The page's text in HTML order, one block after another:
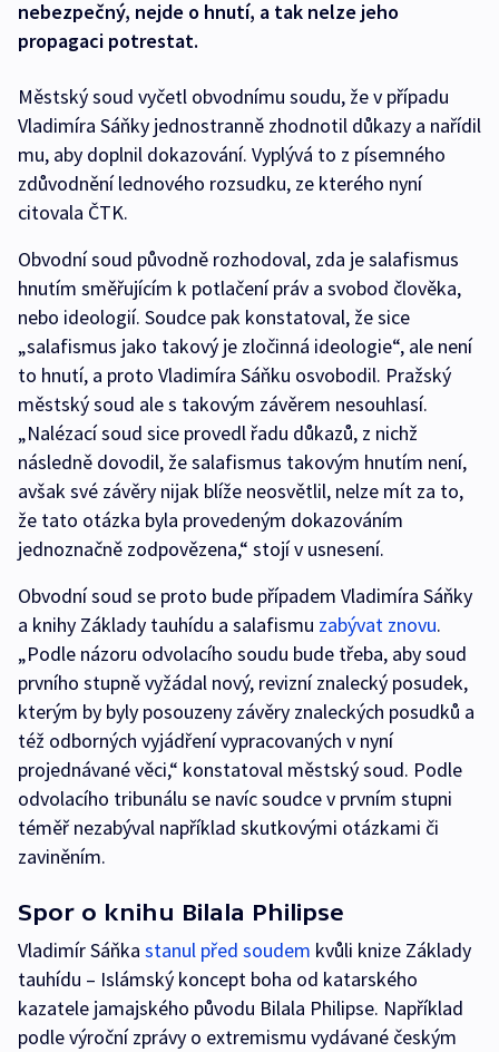
nebezpečný, nejde o hnutí, a tak nelze jeho
propagaci potrestat.
Městský soud vyčetl obvodnímu soudu, že v případu
Vladimíra Sáňky jednostranně zhodnotil důkazy a nařídil
mu, aby doplnil dokazování. Vyplývá to z písemného
zdůvodnění lednového rozsudku, ze kterého nyní
citovala ČTK.
Obvodní soud původně rozhodoval, zda je salafismus
hnutím směřujícím k potlačení práv a svobod člověka,
nebo ideologií. Soudce pak konstatoval, že sice
„salafismus jako takový je zločinná ideologie“, ale není
to hnutí, a proto Vladimíra Sáňku osvobodil. Pražský
městský soud ale s takovým závěrem nesouhlasí.
„Nalézací soud sice provedl řadu důkazů, z nichž
následně dovodil, že salafismus takovým hnutím není,
avšak své závěry nijak blíže neosvětlil, nelze mít za to,
že tato otázka byla provedeným dokazováním
jednoznačně zodpovězena,“ stojí v usnesení.
Obvodní soud se proto bude případem Vladimíra Sáňky
a knihy Základy tauhídu a salafismu zabývat znovu.
„Podle názoru odvolacího soudu bude třeba, aby soud
prvního stupně vyžádal nový, revizní znalecký posudek,
kterým by byly posouzeny závěry znaleckých posudků a
též odborných vyjádření vypracovaných v nyní
projednávané věci,“ konstatoval městský soud. Podle
odvolacího tribunálu se navíc soudce v prvním stupni
téměř nezabýval například skutkovými otázkami či
zaviněním.
Spor o knihu Bilala Philipse
Vladimír Sáňka stanul před soudem kvůli knize Základy
tauhídu – Islámský koncept boha od katarského
kazatele jamajského původu Bilala Philipse. Například
podle výroční zprávy o extremismu vydávané českým